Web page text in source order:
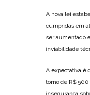
A nova lei
cumpridas em
ser aumentado
inviabilidade
A expectativa é
torno de R$ 500